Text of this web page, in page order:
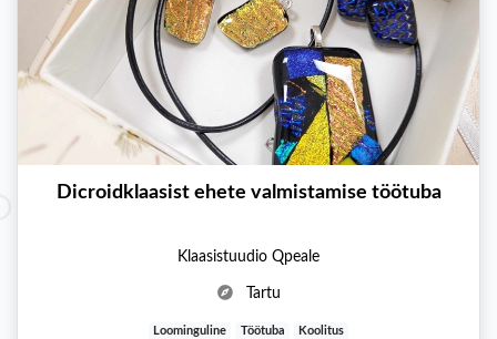
Dicroidklaasist ehete valmistamise töötuba
Klaasistuudio Qpeale
Tartu
Loominguline Töötuba Koolitus